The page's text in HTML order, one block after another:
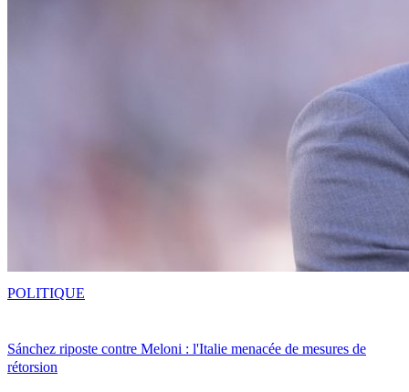
Sánchez riposte contre Meloni : l'Italie menacée de mesures de
rétorsion
POLITIQUE